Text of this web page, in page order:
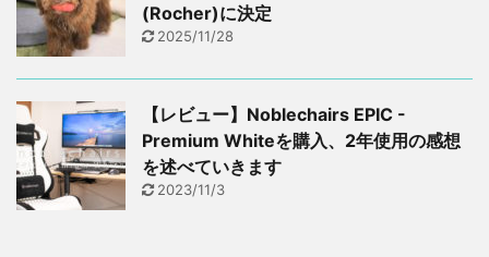
(Rocher)に決定
2025/11/28
【レビュー】Noblechairs EPIC -
Premium Whiteを購入、2年使用の感想
を述べていきます
2023/11/3